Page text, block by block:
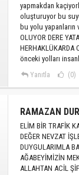
yapmakdan
oluşturuyor bu
bu yolu yapanların
OLUYOR DERE
HERHAKLÜKARDA
önceki yolları
Yanıtla (0)
RAMAZAN
ELİM BİR TRAFİK
DEĞER NEVZAT
DUYGULARIMLA
AĞABEYİMİZİN
ALLAHTAN ACİL